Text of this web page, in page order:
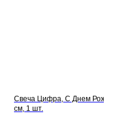
Свеча Цифра, С Днем
см, 1 шт.